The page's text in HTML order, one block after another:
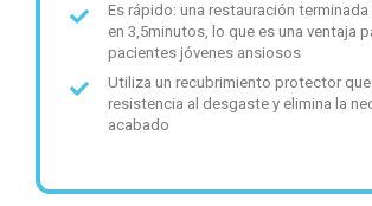
Es rápido: una restauración
en 3,5minutos, lo que es una ventaja
pacientes jóvenes ansiosos
Utiliza un recubrimiento protector
resistencia al desgaste y elimina la
acabado